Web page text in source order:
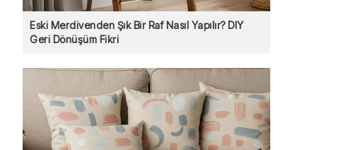
Eski Merdivenden Şık Bir Raf Nasıl Yapılır? DIY
Geri Dönüşüm Fikri